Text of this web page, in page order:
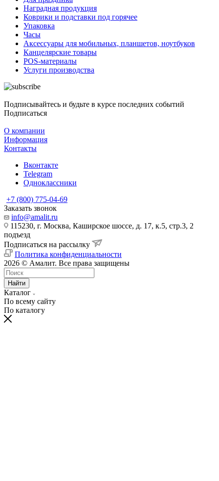
Наградная продукция
Коврики и подставки под горячее
Упаковка
Часы
Аксессуары для мобильных, планшетов, ноутбуков
Канцелярские товары
POS-материалы
Услуги производства
Подписывайтесь и будьте в курсе последних событий
Подписаться
О компании
Информация
Контакты
Вконтакте
Telegram
Одноклассники
+7 (800) 775-04-69
Заказать звонок
info@amalit.ru
115230, г. Москва, Каширское шоссе, д. 17, к.5, стр.3, 2
подъезд
Подписаться на рассылку
Политика конфиденциальности
2026 © Амалит. Все права защищены
Найти
Каталог
По всему сайту
По каталогу